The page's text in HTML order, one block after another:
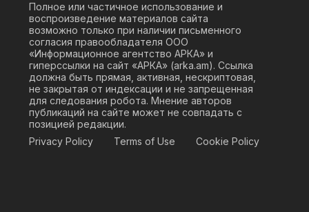
Полное или частичное использование и
воспроизведение материалов сайта
возможно только при наличии письменного
согласия правообладателя ООО
«Информационное агентство АРКА» и
гиперссылки на сайт «АРКА» (arka.am). Ссылка
должна быть прямая, активная, нескриптовая,
не закрытая от индексации и не запрещенная
для следования робота. Мнение авторов
публикаций на сайте может не совпадать с
позицией редакции.
Privacy Policy
Terms of Use Cookie Policy